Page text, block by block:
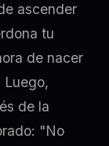
ascender
tu
de nacer
Luego,
de la
"No